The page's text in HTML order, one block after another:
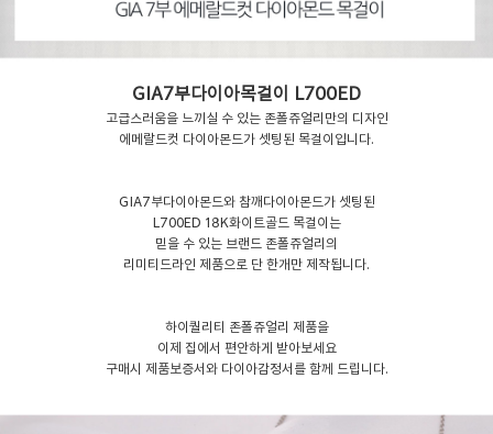
GIA7부다이아목걸이 L700ED
고급스러움을 느끼실 수 있는 존폴쥬얼리만의 디자인
에메랄드컷 다이아몬드가 셋팅된 목걸이입니다.
GIA7부다이아몬드와 참깨다이아몬드가 셋팅된
L700ED 18K화이트골드 목걸이는
믿을 수 있는 브랜드 존폴쥬얼리의
리미티드라인 제품으로 단 한개만 제작됩니다.
하이퀄리티 존폴쥬얼리 제품을
이제 집에서 편안하게 받아보세요
구매시 제품보증서와 다이아감정서를 함께 드립니다.